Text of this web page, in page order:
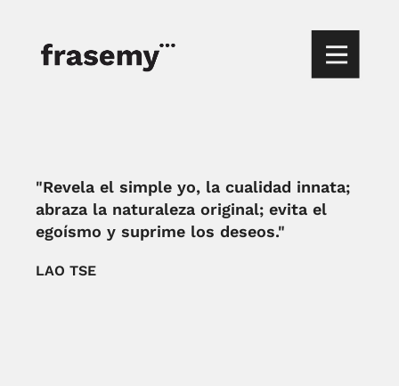
"Revela el simple yo, la cualidad innata;
abraza la naturaleza original; evita el
egoísmo y suprime los deseos."
LAO TSE